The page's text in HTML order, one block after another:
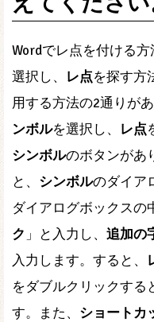
Wordでレ点を付ける方
選択し、 レ点を探す方
用する方法の2通りが
ンボルを選択し、 レ点
シンボルのボタンがあ
と、 シンボルのダイア
ダイアログボックスの
ク 」と入力し、 追加の
入力します。すると、
をダブルクリックする
す。また、 ショートカ